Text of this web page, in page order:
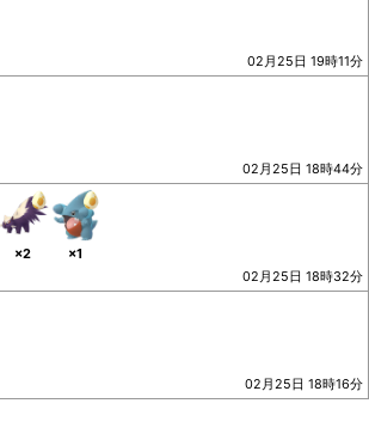
02月25日 19時11分
02月25日 18時44分
×2
×1
02月25日 18時32分
02月25日 18時16分